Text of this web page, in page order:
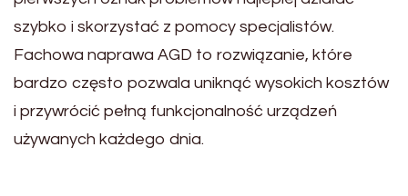
szybko i skorzystać z pomocy specjalistów.
Fachowa naprawa AGD to rozwiązanie, które
bardzo często pozwala uniknąć wysokich kosztów
i przywrócić pełną funkcjonalność urządzeń
używanych każdego dnia.